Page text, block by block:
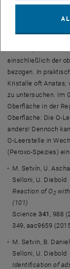
einschließlich der
bezogen. In
Kristalle oft Anatas;
zu untersuchen. Im
Oberfläche in der
Oberfläche: Die O-
anders! Dennoch
O-Leerstelle in
(Peroxo-Spezies)
M. Setvín, U.
Selloni, U. Diebold
Reaction of O 2
(101)
Science341 , 988
349, aac9659
M. Setvin, B.
Selloni, U. Diebold
Identification of